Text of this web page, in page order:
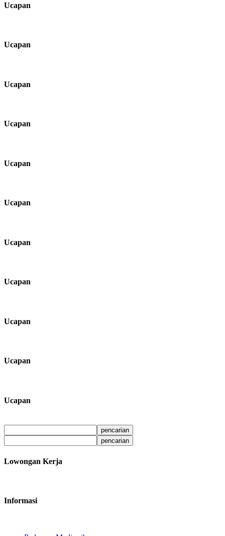
Ucapan
Ucapan
Ucapan
Ucapan
Ucapan
Ucapan
Ucapan
Ucapan
Ucapan
Ucapan
Ucapan
Lowongan Kerja
Informasi